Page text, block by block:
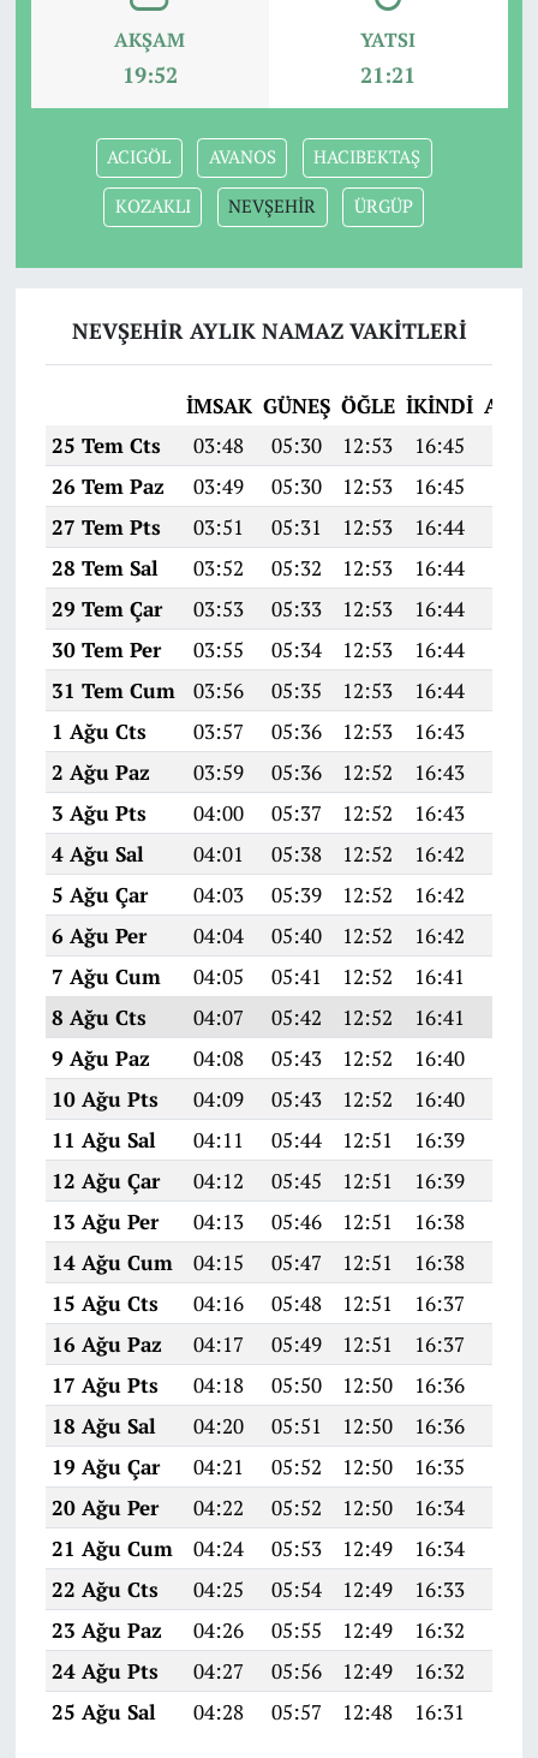
AKŞAM
19:52
YATSI
21:21
ACIGÖL AVANOS HACIBEKTAŞ
KOZAKLI NEVŞEHİR ÜRGÜP
NEVŞEHİR AYLIK NAMAZ VAKITLERI
İMSAK GÜNEŞ ÖĞLE İKINDI
25 Tem Cts
03:48 05:30 12:53 16:45
26 Tem Paz
03:49 05:30 12:53 16:45
27 Tem Pts
03:51 05:31 12:53 16:44
28 Tem Sal
03:52 05:32 12:53 16:44
29 Tem Çar
03:53 05:33 12:53 16:44
30 Tem Per
03:55 05:34 12:53 16:44
31 Tem Cum
03:56 05:35 12:53 16:44
1 Ağu Cts
03:57 05:36 12:53 16:43
2 Ağu Paz
03:59 05:36 12:52 16:43
3 Ağu Pts
04:00 05:37 12:52 16:43
4 Ağu Sal
04:01 05:38 12:52 16:42
5 Ağu Çar
04:03 05:39 12:52 16:42
6 Ağu Per
04:04 05:40 12:52 16:42
7 Ağu Cum
04:05 05:41 12:52 16:41
8 Ağu Cts
04:07 05:42 12:52 16:41
9 Ağu Paz
04:08 05:43 12:52 16:40
10 Ağu Pts
04:09 05:43 12:52 16:40
11 Ağu Sal
04:11 05:44 12:51 16:39
12 Ağu Çar
04:12 05:45 12:51 16:39
13 Ağu Per
04:13 05:46 12:51 16:38
14 Ağu Cum
04:15 05:47 12:51 16:38
15 Ağu Cts
04:16 05:48 12:51 16:37
16 Ağu Paz
04:17 05:49 12:51 16:37
17 Ağu Pts
04:18 05:50 12:50 16:36
18 Ağu Sal
04:20 05:51 12:50 16:36
19 Ağu Çar
04:21 05:52 12:50 16:35
20 Ağu Per
04:22 05:52 12:50 16:34
21 Ağu Cum
04:24 05:53 12:49 16:34
22 Ağu Cts
04:25 05:54 12:49 16:33
23 Ağu Paz
04:26 05:55 12:49 16:32
24 Ağu Pts
04:27 05:56 12:49 16:32
25 Ağu Sal
04:28 05:57 12:48 16:31